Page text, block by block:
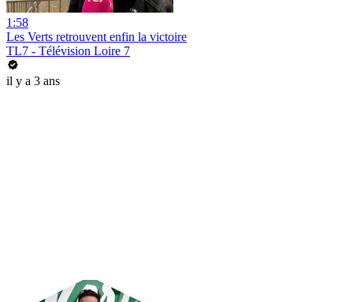
1:58
Les Verts retrouvent enfin la victoire
TL7 - Télévision Loire 7
il y a 3 ans